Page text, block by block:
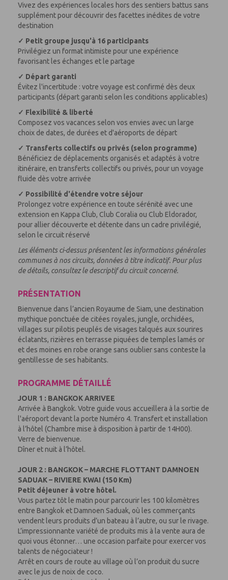
Vivez des expériences locales hors des sentiers battus sans
supplément pour découvrir des facettes inédites de votre
destination
✓ Petit groupe jusqu'à 16 participants
Privilégiez un format intimiste pour une expérience
favorisant les échanges et le partage
✓ Départ garanti
Évitez l'incertitude : votre voyage est confirmé dès deux
participants (départ garanti selon les conditions applicables)
✓ Flexibilité & liberté
Composez vos vacances selon vos envies avec un large
choix de dates, de durées et d'aéroports de départ
✓ Transferts collectifs ou privés (selon programme)
Bénéficiez de déplacements organisés et adaptés à votre
itinéraire, en transferts collectifs ou privés, pour un voyage
fluide dès votre arrivée
✓ Possibilité d'étendre votre séjour
Prolongez votre expérience en toute sérénité avec une
extension en Kappa Club, Club Coralia ou Club Eldorador,
pour allier découverte et détente dans un cadre privilégié,
selon le circuit réservé
Les éléments ci-dessus présentent les informations générales
communes à nos circuits, données à titre indicatif. Pour plus
de détails, consultez le descriptif du circuit concerné.
PRÉSENTATION
Bienvenue dans l’ancien Royaume de Siam, une destination
mythique ponctuée de citées royales, jungle, orchidées,
villages sur pilotis peuplés de visages talqués aux sourires
éclatants, rizières en terrasse piquées de temples lamés or
et des moines en robe orange sans oublier sans conteste la
gentillesse de ses habitants.
PROGRAMME DÉTAILLÉ
JOUR 1 : BANGKOK ARRIVEE
Arrivée à Bangkok. Votre guide vous accueillera à la sortie de
l'aéroport devant la porte Numéro 4. Transfert et installation
à l’hôtel (Chambre mise à disposition à partir de 14H00).
Verre de bienvenue.
Dîner et nuit à l’hôtel.
JOUR 2 : BANGKOK – MARCHE FLOTTANT DAMNOEN
SADUAK – RIVIERE KWAI (150 Km)
Petit déjeuner à votre hôtel.
Vous partez tôt le matin pour parcourir les 100 kilomètres
entre Bangkok et Damnoen Saduak, où les commerçants
vendent leurs produits d’un bateau à l’autre, ou sur le rivage.
L’impressionnante variété de produits mis à la vente aura de
quoi vous étonner… une occasion parfaite pour exercer vos
talents de négociateur !
Arrêt en cours de route au village où l’on produit du sucre
avec le jus de noix de coco.